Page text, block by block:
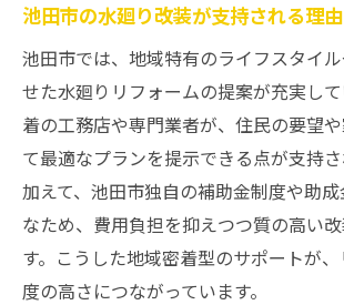
プラン
水廻りリフォームで失敗しな
い方
池田市で水廻りリフォームを考え
すすめ
今が水廻りリフォームに最適
池田市の補助金制度を最大限
ング
池田市の水廻り改装が支持される理
池田市では、地域特有のライフスタイ
せた水廻りリフォームの提案が充実し
着の工務店や専門業者が、住民の要望
て最適なプランを提示できる点が支持さ
加えて、池田市独自の補助金制度や助
なため、費用負担を抑えつつ質の高い
す。こうした地域密着型のサポートが
度の高さにつながっています。